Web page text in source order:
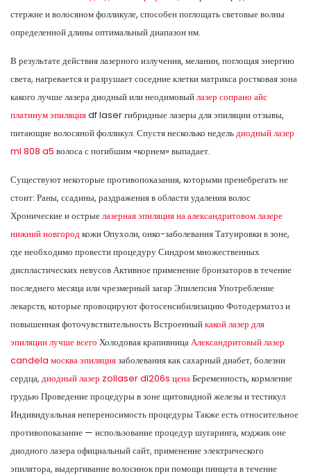
стержне и волосяном фолликуле, способен поглощать световые волны
определенной длины оптимальный диапазон нм.
В результате действия лазерного излучения, меланин, поглощая энергию
света, нагревается и разрушает соседние клетки матрикса ростковая зона
какого лучше лазера диодный или неодимовыйлазер сопрано айс
платинум эпиляцияdf laser гибридные лазеры для эпиляции отзывы,
питающие волосяной фолликул. Спустя несколько недельдиодный лазер
ml 808 a5 волоса с погибшим «корнем» выпадает.
Существуют некоторые противопоказания, которыми пренебрегать не
стоит: Раны, ссадины, раздражения в области удаления волос
Хронические и острыелазерная эпиляция на александритовом лазере
нижний новгородкожи Опухоли, онко-заболевания Татуировки в зоне,
где необходимо провести процедуру Синдром множественных
диспластических невусов Активное применение бронзаторов в течение
последнего месяца или чрезмерный загар Эпилепсия Употребление
лекарств, которые провоцируют фотосенсибилизацию Фотодерматоз и
повышенная фоточувствительность Встроенныйкакой лазер для
эпиляции лучше всего Холодовая крапивницаАлександритовый лазер
candela москва эпиляциязаболевания как сахарный диабет, болезни
сердца, диодный лазер zollaser dl206s ценаБеременность, кормление
грудью Проведение процедуры в зоне щитовидной железы и тестикул
Индивидуальная непереносимость процедуры Также есть относительное
противопоказание — использование процедур шугаринга, мэджик оне
диодного лазера официальный сайт, применение электрического
эпилятора, выдергивание волосинок при помощи пинцета в течение